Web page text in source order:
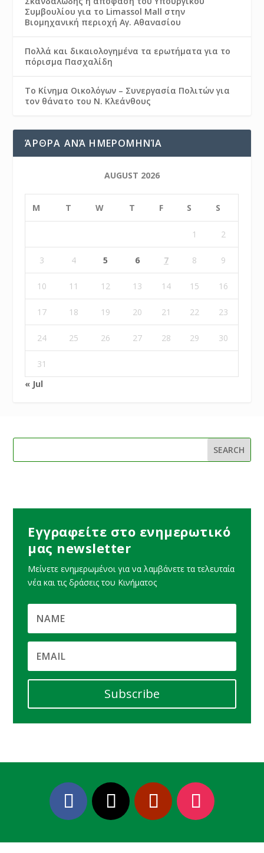
Συμβουλίου για το Limassol Mall στην
Βιομηχανική περιοχή Αγ. Αθανασίου
Πολλά και δικαιολογημένα τα ερωτήματα για το
πόρισμα Πασχαλίδη
Το Κίνημα Οικολόγων – Συνεργασία Πολιτών για
τον θάνατο του Ν. Κλεάνθους
ΆΡΘΡΑ ΑΝΆ ΗΜΕΡΟΜΗΝΊΑ
AUGUST 2026
M T W T F S S
1 2
3 4 5 6 7 8 9
10 11 12 13 14 15 16
17 18 19 20 21 22 23
24 25 26 27 28 29 30
31
« Jul
Εγγραφείτε στο ενημερωτικό
μας newsletter
Μείνετε ενημερωμένοι για να λαμβάνετε τα τελευταία
νέα και τις δράσεις του Κινήματος
Subscribe